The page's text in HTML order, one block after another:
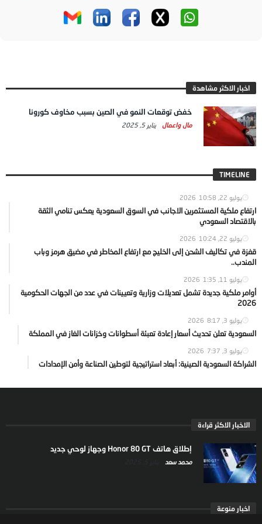
اخبار الاكثر مشاهدة
خفض توقعات النمو في الصين بسبب مخاوف كورونا
مال واعمال يناير 5, 2025
TIMELINE
يوليو 22, 2026 10:58
ارتفاع ملكية المستثمرين الاجانب في السوق السعودية يعكس تنامي الثقة
بالاقتصاد السعودي
يوليو 22, 2026 10:24
قفزة في تكاليف الشحن إلى الخليج مع ارتفاع المخاطر في مضيق هرمز وباب
المندب..
يوليو 11, 2026 1:35
أوامر ملكية جديدة تشمل تعديلات وزارية وتعيينات في عدد من الجهات الحكومية
2026
يوليو 3, 2026 8:17
السعودية تعلن تحديث أسعار إعادة تعبئة أسطوانات وخزانات الغاز في المملكة
يوليو 3, 2026 7:37
الشراكة السعودية الصينية: أبعاد استراتيجية لتوطين الصناعة وأمن الإمدادات
الاخبار الاكثر قراءة
إطلاق هاتف Honor 80 GT وجهاز لوحي جديد
محمد سعد
اخبار منوعة